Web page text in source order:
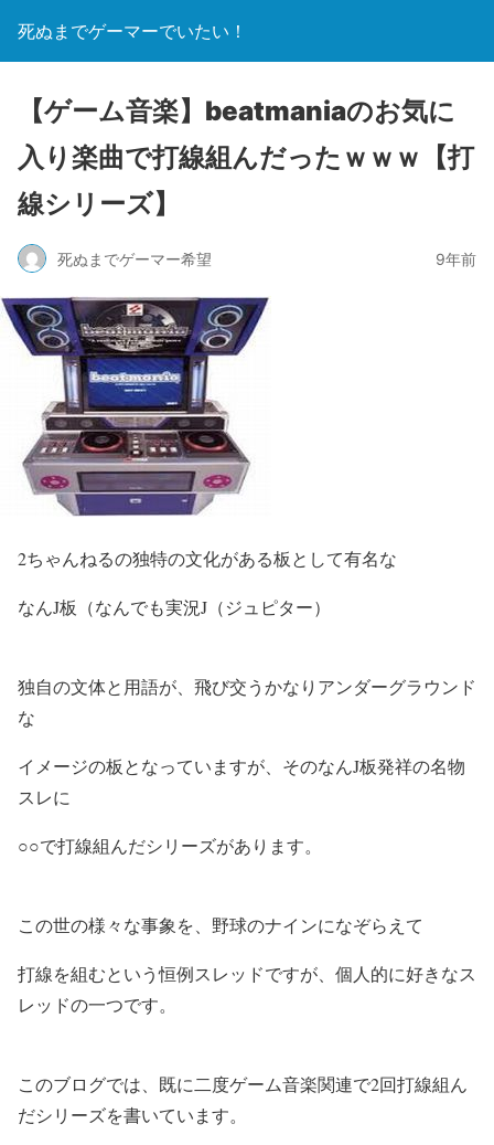
死ぬまでゲーマーでいたい！
【ゲーム音楽】beatmaniaのお気に
入り楽曲で打線組んだったｗｗｗ【打
線シリーズ】
死ぬまでゲーマー希望 9年前
2ちゃんねるの独特の文化がある板として有名な
なんJ板 （なんでも実況J（ジュピター）
独自の文体と用語が、飛び交うかなりアンダーグラウンド
な
イメージの板となっていますが、そのなんJ板発祥の名物
スレに
○○で打線組んだシリーズがあります。
この世の様々な事象を、野球のナインになぞらえて
打線を組むという恒例スレッドですが、個人的に好きなス
レッドの一つです。
このブログでは、既に二度ゲーム音楽関連で2回打線組ん
だシリーズを書いています。